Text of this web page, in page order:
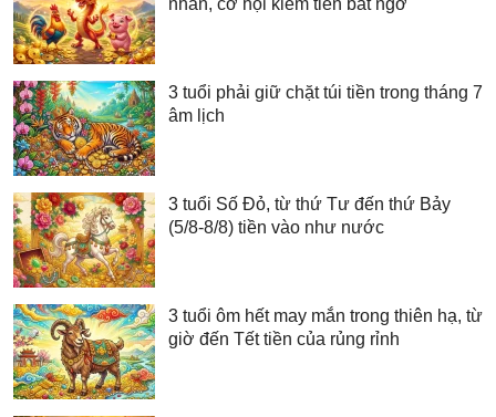
nhân, cơ hội kiếm tiền bất ngờ
3 tuổi phải giữ chặt túi tiền trong tháng 7
âm lịch
3 tuổi Số Đỏ, từ thứ Tư đến thứ Bảy
(5/8-8/8) tiền vào như nước
3 tuổi ôm hết may mắn trong thiên hạ, từ
giờ đến Tết tiền của rủng rỉnh